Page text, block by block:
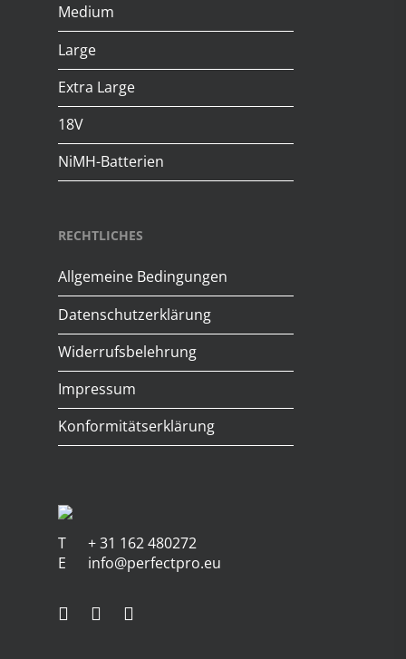
Medium
Large
Extra Large
18V
NiMH-Batterien
RECHTLICHES
Allgemeine Bedingungen
Datenschutzerklärung
Widerrufsbelehrung
Impressum
Konformitätserklärung
T + 31 162 480272
E
info@perfectpro.eu